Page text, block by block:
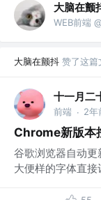
大脑在颤
WEB前端
大脑在颤抖 赞了这篇
十一月二
前端 · 2年
Chrome新版本
谷歌浏览器自动
大便样的字体直